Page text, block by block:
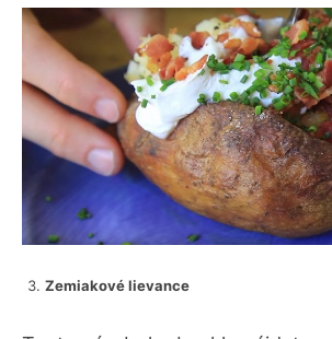
Zemiakové lievance